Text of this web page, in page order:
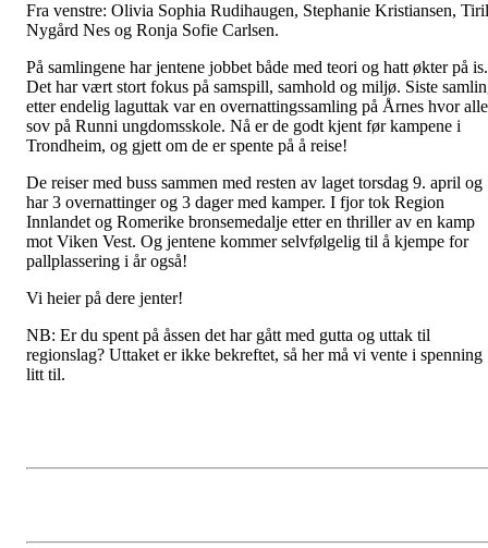
Fra venstre: Olivia Sophia Rudihaugen, Stephanie Kristiansen,
Nygård Nes og Ronja Sofie Carlsen.
På samlingene har jentene jobbet både med teori og hatt økter på is.
Det har vært stort fokus på samspill, samhold og miljø. Siste
etter endelig laguttak var en overnattingssamling på Årnes hvor alle
sov på Runni ungdomsskole. Nå er de godt kjent før kampene i
Trondheim, og gjett om de er spente på å reise!
De reiser med buss sammen med resten av laget torsdag 9. april og
har 3 overnattinger og 3 dager med kamper. I fjor tok Region
Innlandet og Romerike bronsemedalje etter en thriller av en kamp
mot Viken Vest. Og jentene kommer selvfølgelig til å kjempe for
pallplassering i år også!
Vi heier på dere jenter!
NB: Er du spent på åssen det har gått med gutta og uttak til
regionslag? Uttaket er ikke bekreftet, så her må vi vente i spenning
litt til.